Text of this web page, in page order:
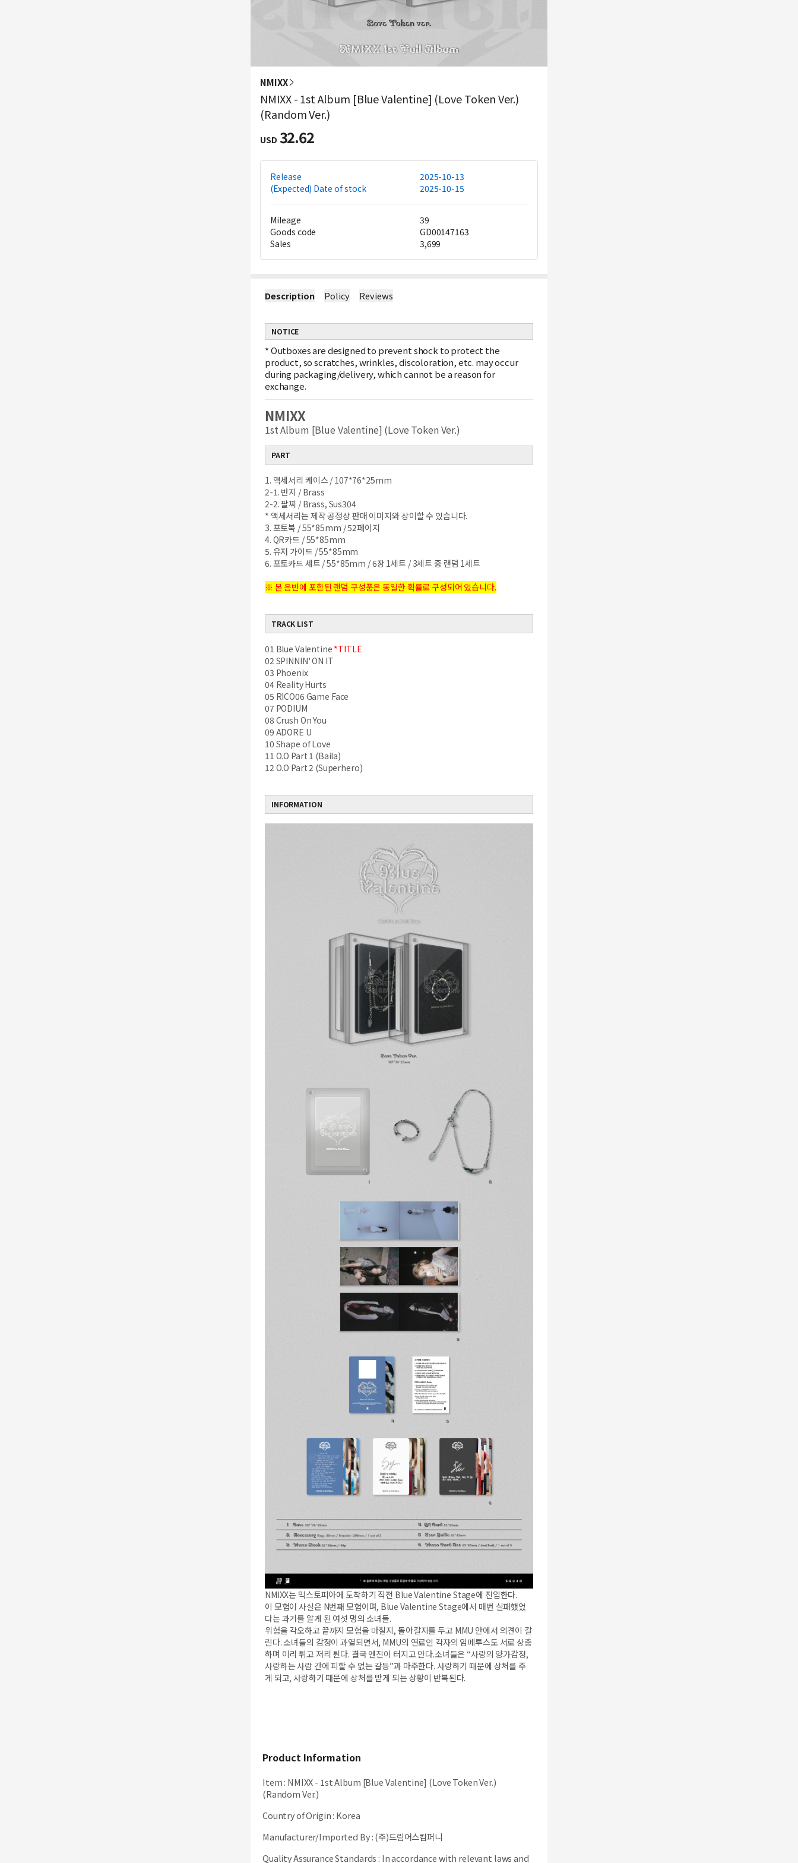
NMIXX
NMIXX - 1st Album [Blue Valentine] (Love Token Ver.)
(Random Ver.)
USD 32.62
Release
2025-10-13
(Expected) Date of stock
2025-10-15
Mileage
39
Goods code
GD00147163
Sales
3,699
Description Policy Reviews
NOTICE
*Outboxes are designed to prevent shock to protect the
product, so scratches, wrinkles, discoloration, etc. may occur
during packaging/delivery, which cannot be a reason for
exchange.
NMIXX
1st Album [Blue Valentine] (Love Token Ver.)
PART
1. 액세서리 케이스 / 107*76*25mm
2-1. 반지 / Brass
2-2. 팔찌 / Brass, Sus304
* 액세서리는 제작 공정상 판매 이미지와 상이할 수 있습니다.
3. 포토북 / 55*85mm / 52페이지
4. QR카드 / 55*85mm
5. 유저 가이드 / 55*85mm
6. 포토카드 세트 / 55*85mm / 6장 1세트 / 3세트 중 랜덤 1세트
※ 본 음반에 포함된 랜덤 구성품은 동일한 확률로 구성되어 있습니다.
TRACK LIST
01 Blue Valentine *TITLE
02 SPINNIN' ON IT
03 Phoenix
04 Reality Hurts
05 RICO06 Game Face
07 PODIUM
08 Crush On You
09 ADORE U
10 Shape of Love
11 O.O Part 1 (Baila)
12 O.O Part 2 (Superhero)
INFORMATION
NMIXX는 믹스토피아에 도착하기 직전 Blue Valentine Stage에 진입한다.
이 모험이 사실은 N번째 모험이며, Blue Valentine Stage에서 매번 실패했었
다는 과거를 알게 된 여섯 명의 소녀들.
위험을 각오하고 끝까지 모험을 마칠지, 돌아갈지를 두고 MMU 안에서 의견이 갈
린다. 소녀들의 감정이 과열되면서, MMU의 연료인 각자의 임페투스도 서로 상충
하며 이리 튀고 저리 튄다. 결국 엔진이 터지고 만다.소녀들은 “사랑의 양가감정,
사랑하는 사람 간에 피할 수 없는 갈등”과 마주한다. 사랑하기 때문에 상처를 주
게 되고, 사랑하기 때문에 상처를 받게 되는 상황이 반복된다.
Product Information
Item: NMIXX - 1st Album [Blue Valentine] (Love Token Ver.)
(Random Ver.)
Country of Origin: Korea
Manufacturer/Imported By:(주)드림어스컴퍼니
Quality Assurance Standards : In accordance with relevant laws and